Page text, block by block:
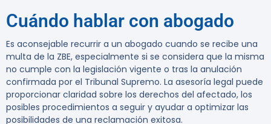
Cuándo hablar con abogado
Es aconsejable recurrir a un abogado cuando se recibe una
multa de la ZBE, especialmente si se considera que la misma
no cumple con la legislación vigente o tras la anulación
confirmada por el Tribunal Supremo. La asesoría legal puede
proporcionar claridad sobre los derechos del afectado, los
posibles procedimientos a seguir y ayudar a optimizar las
posibilidades de una reclamación exitosa.